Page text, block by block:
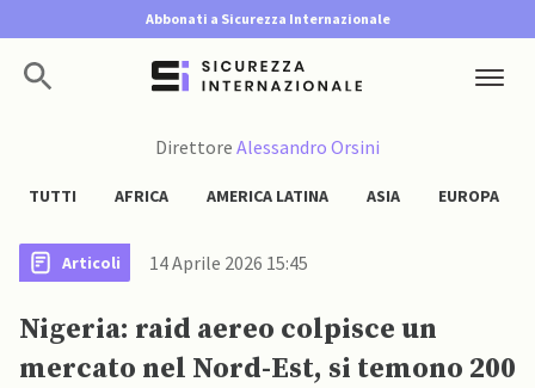
Abbonati a Sicurezza Internazionale
Direttore Alessandro Orsini
TUTTI AFRICA AMERICA LATINA ASIA EUROPA
Articoli 14 Aprile 2026 15:45
Nigeria: raid aereo colpisce un
mercato nel Nord-Est, si temono 200